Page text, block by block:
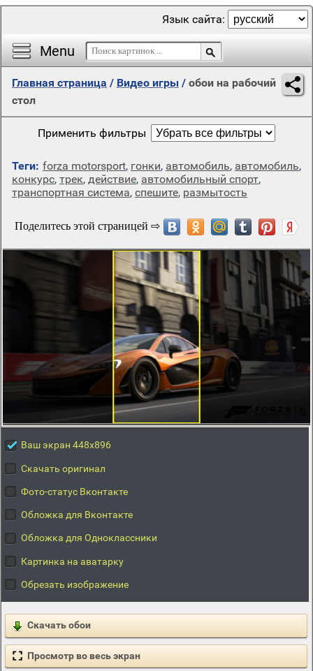
Menu
Язык сайта:
Главная страница / Видео игры / обои на рабочий
стол
Применить фильтры
Теги: forza motorsport, гонки, автомобиль, автомобиль,
конкурс, трек, действие, автомобильный спорт,
транспортная система, спешите, размытость
Ваш экран 448x896
Скачать оригинал
Фото-статус Вконтакте
Обложка для Вконтакте
Обложка для Одноклассники
Картинка на аватарку
Обрезать изображение
Скачать обои
Просмотр во весь экран